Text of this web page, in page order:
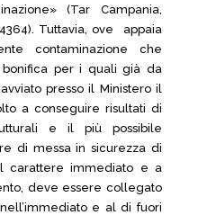
(Tar Campania,
Tuttavia, ove appaia
contaminazione che
per i quali già da
presso il Ministero il
a conseguire risultati di
e il più possibile
di messa in sicurezza di
carattere immediato e a
deve essere collegato
e al di fuori